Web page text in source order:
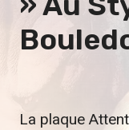
La plaque